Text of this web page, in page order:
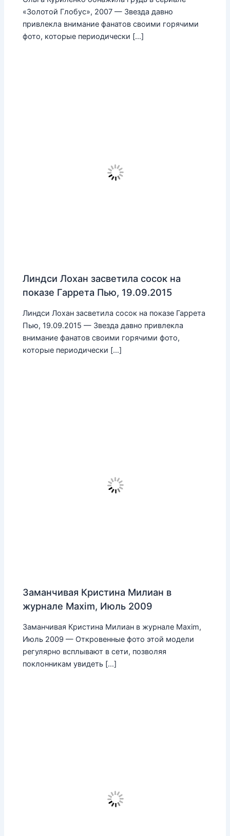
«Золотой Глобус», 2007 — Звезда давно
привлекла внимание фанатов своими горячими
фото, которые периодически […]
Линдси Лохан засветила сосок на
показе Гаррета Пью, 19.09.2015
Линдси Лохан засветила сосок на показе Гаррета
Пью, 19.09.2015 — Звезда давно привлекла
внимание фанатов своими горячими фото,
которые периодически […]
Заманчивая Кристина Милиан в
журнале Maxim, Июль 2009
Заманчивая Кристина Милиан в журнале Maxim,
Июль 2009 — Откровенные фото этой модели
регулярно всплывают в сети, позволяя
поклонникам увидеть […]